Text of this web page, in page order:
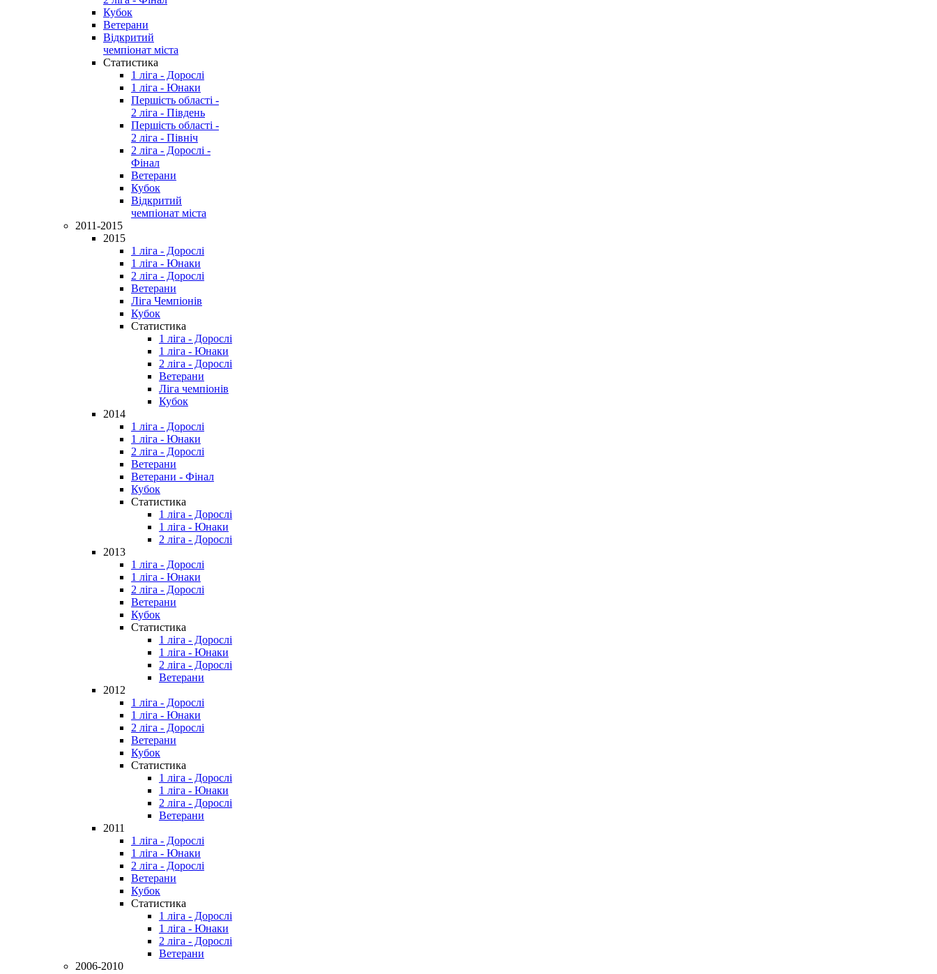
Кубок
Ветерани
Відкритий
чемпіонат міста
Статистика
1 ліга - Дорослі
1 ліга - Юнаки
Першість області -
2 ліга - Південь
Першість області -
2 ліга - Північ
2 ліга - Дорослі -
Фінал
Ветерани
Кубок
Відкритий
чемпіонат міста
2011-2015
2015
1 ліга - Дорослі
1 ліга - Юнаки
2 ліга - Дорослі
Ветерани
Ліга Чемпіонів
Кубок
Статистика
1 ліга - Дорослі
1 ліга - Юнаки
2 ліга - Дорослі
Ветерани
Ліга чемпіонів
Кубок
2014
1 ліга - Дорослі
1 ліга - Юнаки
2 ліга - Дорослі
Ветерани
Ветерани - Фінал
Кубок
Статистика
1 ліга - Дорослі
1 ліга - Юнаки
2 ліга - Дорослі
2013
1 ліга - Дорослі
1 ліга - Юнаки
2 ліга - Дорослі
Ветерани
Кубок
Статистика
1 ліга - Дорослі
1 ліга - Юнаки
2 ліга - Дорослі
Ветерани
2012
1 ліга - Дорослі
1 ліга - Юнаки
2 ліга - Дорослі
Ветерани
Кубок
Статистика
1 ліга - Дорослі
1 ліга - Юнаки
2 ліга - Дорослі
Ветерани
2011
1 ліга - Дорослі
1 ліга - Юнаки
2 ліга - Дорослі
Ветерани
Кубок
Статистика
1 ліга - Дорослі
1 ліга - Юнаки
2 ліга - Дорослі
Ветерани
2006-2010